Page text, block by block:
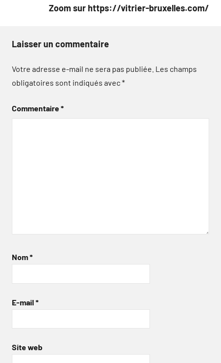
Zoom sur https://vitrier-bruxelles.com/
Laisser un commentaire
Votre adresse e-mail ne sera pas publiée. Les champs
obligatoires sont indiqués avec*
Commentaire*
Nom*
E-mail *
Site web